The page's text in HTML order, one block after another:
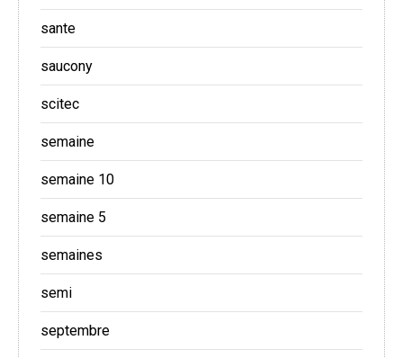
sante
saucony
scitec
semaine
semaine 10
semaine 5
semaines
semi
septembre